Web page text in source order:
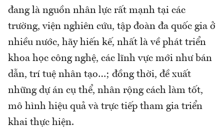
đang là nguồn nhân lực rất mạnh tại các
trường, viện nghiên cứu, tập đoàn đa quốc gia ở
nhiều nước, hãy hiến kế, nhất là về phát triển
khoa học công nghệ, các lĩnh vực mới như bán
dẫn, trí tuệ nhân tạo…; đồng thời, đề xuất
những dự án cụ thể, nhân rộng cách làm tốt,
mô hình hiệu quả và trực tiếp tham gia triển
khai thực hiện.